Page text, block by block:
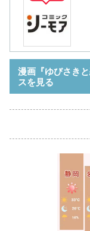
漫画『ゆびさき
スを見る